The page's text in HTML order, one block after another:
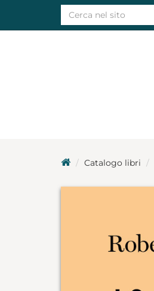
Catalogo libri